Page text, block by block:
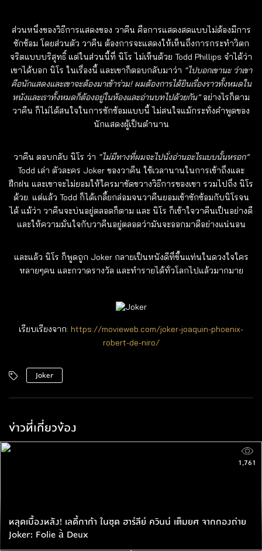
ส่วนหนึ่งของวิธีการแสดงของ วาคีน คือการแสดงสดแบบไม่ต้องมีการ
ซักซ้อม โดยส่วนตัว วาคีน ต้องการจะแสดงให้เห็นถึงการกระทำวิตก
จริตแบบบริสุทธิ์ แต่ในส่วนนี้ที่ นิโร ไม่เห็นด้วย Todd Phillips จำได้ว่า
เขาได้บอก นิโร ในเรื่องนี้ และเขาก็ตอบกลับมาว่า “ไปบอกเขานะ ว่าเขา
คือนักแสดงและเขาจะต้องมาเข้าร่วม! ผมต้องการได้ยินเรื่องราวทั้งหมดใน
หนังและเราทั้งหมดก็ต้องอยู่ในห้องและอ่านบทไปด้วยกัน”อย่างไรก็ตาม
วาคีน ก็ไม่ได้สนใจในการซักซ้อมแบบนี้ ไม่สนใจแม้กระทั่งคำพูดของ
นักแสดงผู้เป็นตำนาน
วาคีน ตอบกลับ นิโร ว่า “ไม่มีทางที่ผมจะไปนั่งอ่านอะไรแบบนั้นหรอก”
Todd เล่า ตัวละคร Joker ของวาคีน ใช้เวลานานในการเข้าถึงและ
ฝึกฝน และเขาจะไม่ยอมให้ใครมาขัดขวางวิธีการของเขา รวมไปถึง นิโร
ด้วย. แต่แล้ว Todd ก็ได้เกลี้ยกล่อมจนวาคีนยอมเข้าซักซ้อมกับนิโรจน
ได้ แม้ว่า วาคีนจะบ่นอยู่ตลอดก็ตาม และ นิโร ก็เข้าใจวาคีนเป็นอย่างดี
และให้ความมั่นใจกับวาคีนอยู่ตลอดว่ามันจะออกมาดีอย่างแน่นอน
และแล้ว นิโร ก็พูดถูก Joker กลายเป็นหนังดีที่ขึ้นแท่นในดวงใจใคร
หลายๆคน และกวาดรางวัล และทำรายได้ทั่วโลกไปแล้วมากมาย
เรียบเรียงจาก: https://movieweb.com/joker-joaquin-phoenix-
robert-de-niro/
Joker
ข่าวที่เกี่ยวข้อง
หลุดเบื้องหลัง! เลดี้กาก้า ในชุด ฮาร์ลีย์ ควินน์ เต็มยศ จากกองถ่าย
Joker: Folie à Deux
1,761